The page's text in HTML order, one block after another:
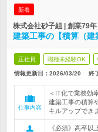
新着
株式会社砂子組 | 創業79
建築工事の【積算（
正社員 職種未経験OK
情報更新日：2026/03/20 終
仕事内容
＜IT化で業務効
建築工事の積算
キルアップでき
《必須》高卒